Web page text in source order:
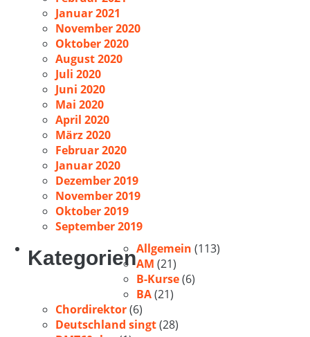
Januar 2021
November 2020
Oktober 2020
August 2020
Juli 2020
Juni 2020
Mai 2020
April 2020
März 2020
Februar 2020
Januar 2020
Dezember 2019
November 2019
Oktober 2019
September 2019
KategorienAllgemein (113)
AM (21)
B-Kurse(6)
BA(21)
Chordirektor(6)
Deutschland singt(28)